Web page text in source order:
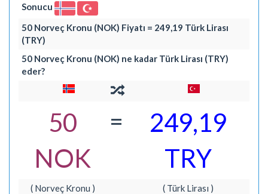
Sonucu
50 Norveç Kronu (NOK) Fiyatı = 249,19 Türk Lirası
(TRY)
50 Norveç Kronu (NOK) ne kadar Türk Lirası (TRY)
eder?
50
NOK
=
249,19
TRY
( Norveç Kronu ) ( Türk Lirası )